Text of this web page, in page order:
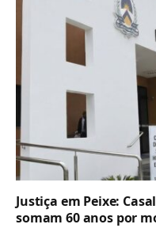
Justiça em Peixe:
somam 60 anos por